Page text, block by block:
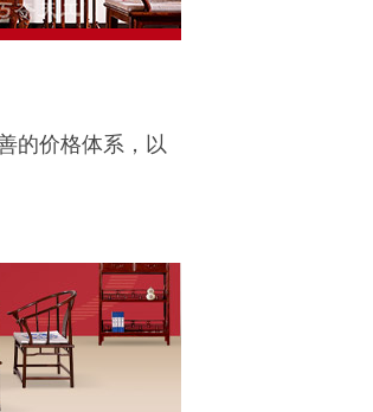
的价格体系，以